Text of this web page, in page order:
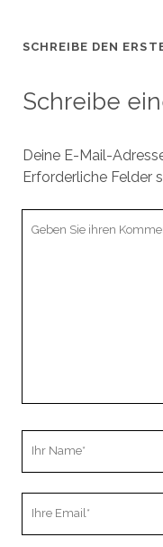
SCHREIBE DEN
Schreibe
Deine E-Mail-
Erforderliche Felder